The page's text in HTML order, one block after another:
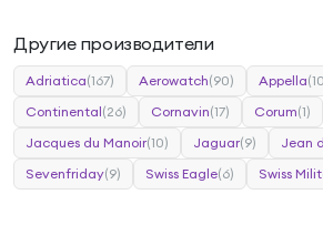
Другие производители
Adriatica(167) Aerowatch(90) Appella
Continental(26) Cornavin(17) Corum(1)
Jacques du Manoir(10) Jaguar(9) Jean
Sevenfriday(9) Swiss Eagle(6) Swiss